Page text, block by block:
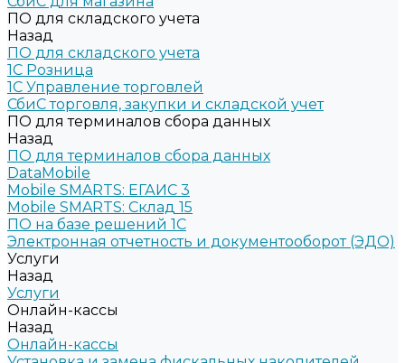
ПО для складского учета
Назад
ПО для складского учета
1C Розница
1С Управление торговлей
СбиС торговля, закупки и складской учет
ПО для терминалов сбора данных
Назад
ПО для терминалов сбора данных
DataMobile
Mobile SMARTS: ЕГАИС 3
Mobile SMARTS: Склад 15
ПО на базе решений 1С
Электронная отчетность и документооборот (ЭДО)
Услуги
Назад
Услуги
Онлайн-кассы
Назад
Онлайн-кассы